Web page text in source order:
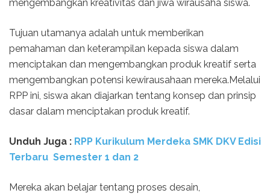
mengembangkan kreativitas dan jiwa wirausaha siswa.
Tujuan utamanya adalah untuk memberikan
pemahaman dan keterampilan kepada siswa dalam
menciptakan dan mengembangkan produk kreatif serta
mengembangkan potensi kewirausahaan mereka.Melalui
RPP ini, siswa akan diajarkan tentang konsep dan prinsip
dasar dalam menciptakan produk kreatif.
Unduh Juga : RPP Kurikulum Merdeka SMK DKV Edisi
Terbaru Semester 1 dan 2
Mereka akan belajar tentang proses desain,